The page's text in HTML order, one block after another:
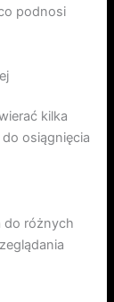
podnosi
kilka
osiągnięcia
do różnych